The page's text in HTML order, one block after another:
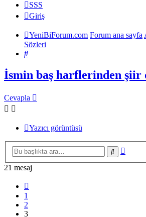
SSS
Giriş
YeniBiForum.com Forum ana sayfa
Sözleri
Ara
İsmin baş harflerinden şiir
Cevapla
Yazıcı görüntüsü
Ara
21 mesaj
1
2
3